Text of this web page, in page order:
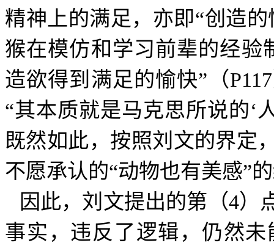
精神上的满足，亦即“创造的
猴在模仿和学习前辈的经验
造欲得到满足的愉快”（P117
“其本质就是马克思所说的‘
既然如此，按照刘文的界定
不愿承认的“动物也有美感”
因此，刘文提出的第（4）
事实，违反了逻辑，仍然